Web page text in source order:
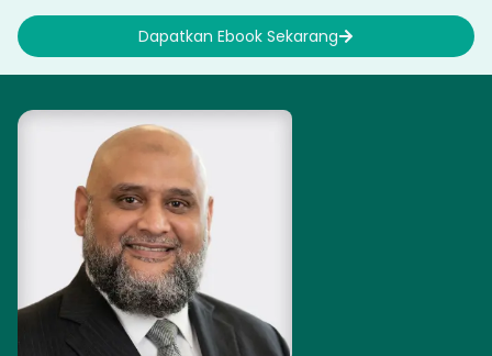
Dapatkan Ebook Sekarang